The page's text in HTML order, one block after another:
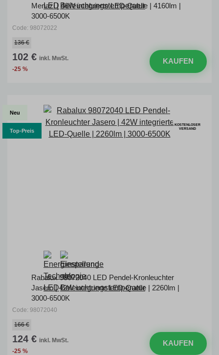
Menazi | 46W integrierte LED-Quelle | 4160lm |
3000-6500K
Code: 98072022
136 €
102 € inkl. MwSt.
-25 %
KAUFEN
Neu
Top-Preis
KOSTENLOSER
VERSAND
Rabalux 98072040 LED Pendel-Kronleuchter
Jasero | 42W integrierte LED-Quelle | 2260lm |
3000-6500K
Code: 98072040
166 €
124 € inkl. MwSt.
-25 %
KAUFEN